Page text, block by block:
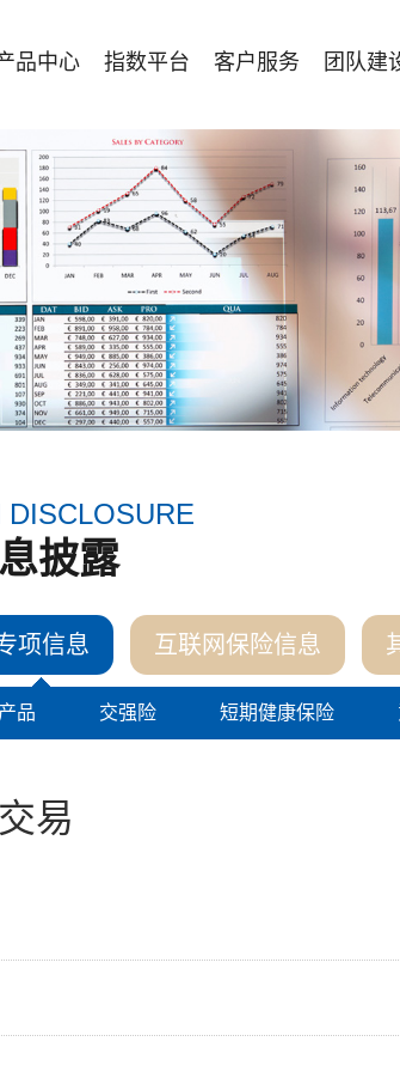
品中心 指数平台 客户服务 团队建
披露
项信息 互联网保险信息
品 交强险 短期健康保险
易